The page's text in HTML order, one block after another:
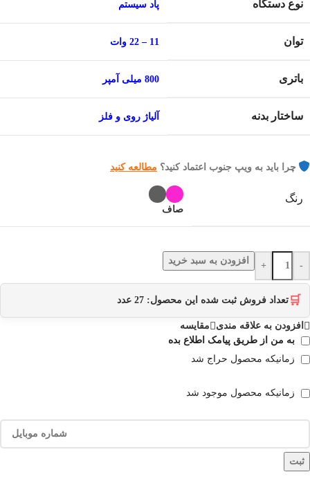
نوع دستگاه پاد سیستم
توان 11 – 22 وات
باتری 800 میلی آمپر
ساختار بدنه آلیاژ روی و فلز
چرا باید به ویپ جنوب اعتماد کنید؟ مطالعه کنید
رنگ
صاف
-
+ افزودن به سبد خرید
🛒 تعداد فروش ثبت شده این محصول: 27 عدد
افزودن به علاقه مندی
مقایسه
به من از طریق پیامک اطلاع بده
زمانیکه محصول حراج شد
زمانیکه محصول موجود شد
ثبت